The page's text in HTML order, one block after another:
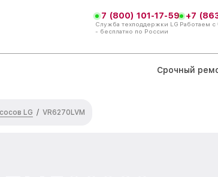
7 (800) 101-17-59
Служба техподдержки LG
- бесплатно по России
+7
Работаем с
Срочный
LG / VR6270LVM